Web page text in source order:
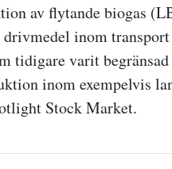
av flytande biogas
inom
tidigare varit
inom exempelvis
Stock Market.